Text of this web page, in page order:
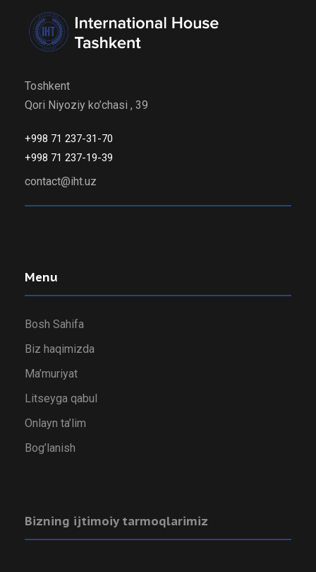
Toshkent
Qori Niyoziy ko’chasi , 39
+998 71 237-31-70
+998 71 237-19-39
contact@iht.uz
Menu
Bosh Sahifa
Biz haqimizda
Ma’muriyat
Litseyga qabul
Onlayn ta’lim
Bog’lanish
Bizning ijtimoiy tarmoqlarimiz